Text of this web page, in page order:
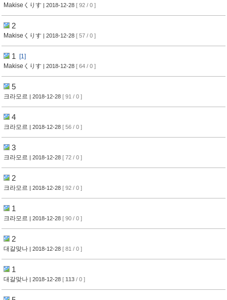
Makiseくりす | 2018-12-28 [ 92 / 0 ]
2
Makiseくりす | 2018-12-28 [ 57 / 0 ]
1
[1]
Makiseくりす | 2018-12-28 [ 64 / 0 ]
5
크라모르 | 2018-12-28 [ 91 / 0 ]
4
크라모르 | 2018-12-28 [ 56 / 0 ]
3
크라모르 | 2018-12-28 [ 72 / 0 ]
2
크라모르 | 2018-12-28 [ 92 / 0 ]
1
크라모르 | 2018-12-28 [ 90 / 0 ]
2
대갈맞나 | 2018-12-28 [ 81 / 0 ]
1
대갈맞나 | 2018-12-28 [ 113 / 0 ]